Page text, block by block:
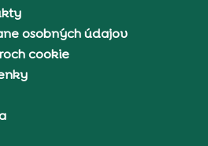
osobných údajov
cookie